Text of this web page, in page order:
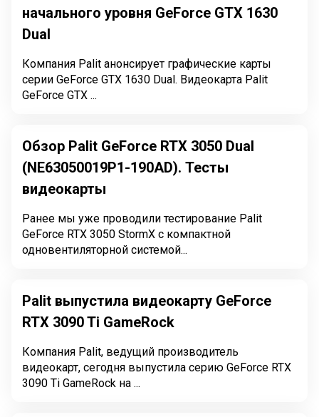
начального уровня GeForce GTX 1630
Dual
Компания Palit анонсирует графические карты
серии GeForce GTX 1630 Dual. Видеокарта Palit
GeForce GTX ...
Обзор Palit GeForce RTX 3050 Dual
(NE63050019P1-190AD). Тесты
видеокарты
Ранее мы уже проводили тестирование Palit
GeForce RTX 3050 StormX с компактной
одновентиляторной системой...
Palit выпустила видеокарту GeForce
RTX 3090 Ti GameRock
Компания Palit, ведущий производитель
видеокарт, сегодня выпустила серию GeForce RTX
3090 Ti GameRock на ...